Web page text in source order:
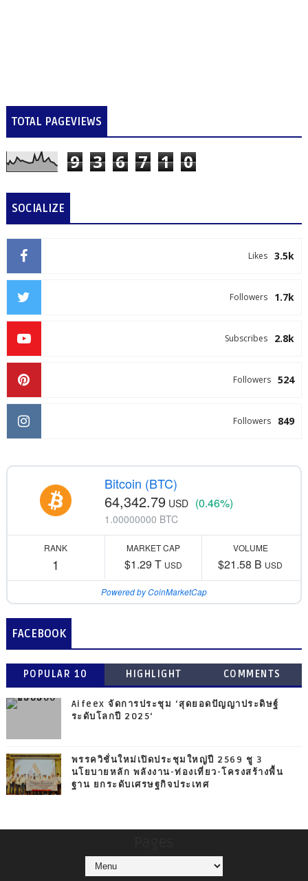
TOTAL PAGEVIEWS
9 3 6 7 1 0
SOCIALIZE
3.5k
Likes
1.7k
Followers
2.8k
Subscribes
524
Followers
849
Followers
Bitcoin (BTC)
64,342.79 USD (0.46%)
1.00000000 BTC
RANK
1
MARKET CAP
$1.29 T USD
VOLUME
$21.58 B USD
Powered by CoinMarketCap
FACEBOOK
POPULAR 10 HIGHLIGHT COMMENTS
Aifeex จัดการประชุม ‘สุดยอดปัญญาประดิษฐ์
ระดับโลกปี 2025‘
พรรควิชั่นใหม่เปิดประชุมใหญ่ปี 2569 ชู 3
นโยบายหลัก พลังงาน-ท่องเที่ยว-โครงสร้างพื้น
ฐาน ยกระดับเศรษฐกิจประเทศ